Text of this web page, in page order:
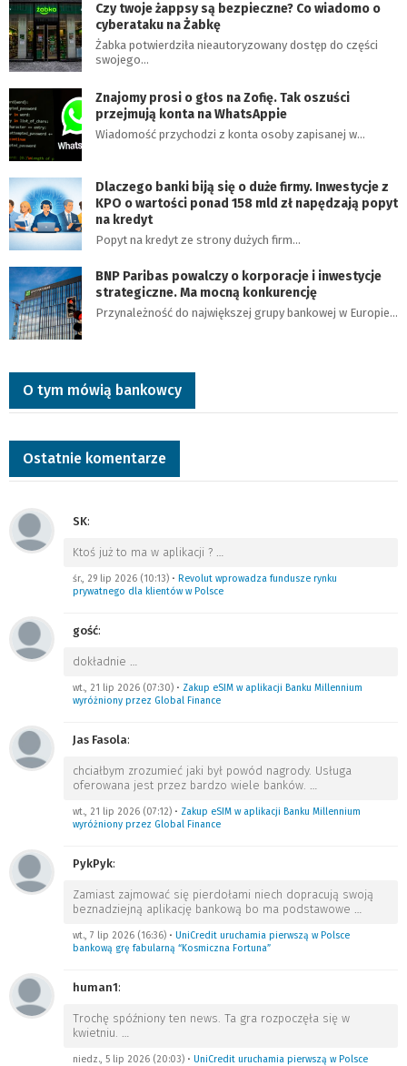
Czy twoje żappsy są bezpieczne? Co wiadomo o
cyberataku na Żabkę
Żabka potwierdziła nieautoryzowany dostęp do części
swojego…
Znajomy prosi o głos na Zofię. Tak oszuści
przejmują konta na WhatsAppie
Wiadomość przychodzi z konta osoby zapisanej w…
Dlaczego banki biją się o duże firmy. Inwestycje z
KPO o wartości ponad 158 mld zł napędzają popyt
na kredyt
Popyt na kredyt ze strony dużych firm…
BNP Paribas powalczy o korporacje i inwestycje
strategiczne. Ma mocną konkurencję
Przynależność do największej grupy bankowej w Europie…
O tym mówią bankowcy
Ostatnie komentarze
SK:
Ktoś już to ma w aplikacji ? …
śr., 29 lip 2026 (10:13) • Revolut wprowadza fundusze rynku
prywatnego dla klientów w Polsce
gość:
dokładnie …
wt., 21 lip 2026 (07:30) • Zakup eSIM w aplikacji Banku Millennium
wyróżniony przez Global Finance
Jas Fasola:
chciałbym zrozumieć jaki był powód nagrody. Usługa
oferowana jest przez bardzo wiele banków. …
wt., 21 lip 2026 (07:12) • Zakup eSIM w aplikacji Banku Millennium
wyróżniony przez Global Finance
PykPyk:
Zamiast zajmować się pierdołami niech dopracują swoją
beznadziejną aplikację bankową bo ma podstawowe …
wt., 7 lip 2026 (16:36) • UniCredit uruchamia pierwszą w Polsce
bankową grę fabularną “Kosmiczna Fortuna”
human1:
Trochę spóźniony ten news. Ta gra rozpoczęła się w
kwietniu. …
niedz., 5 lip 2026 (20:03) • UniCredit uruchamia pierwszą w Polsce